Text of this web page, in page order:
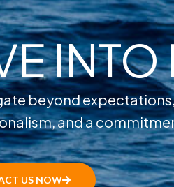
beyond
and a
US NOW